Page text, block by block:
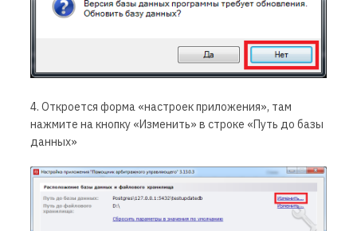
4. Откроется форма «настроек приложения», там
нажмите на кнопку «Изменить» в строке «Путь до базы
данных»